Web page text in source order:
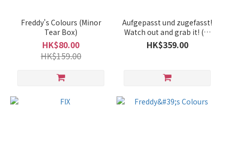
Freddy's Colours (Minor
Tear Box)
HK$80.00
HK$159.00
Aufgepasst und zugefasst!
Watch out and grab it! (德
文版；附英文翻譯規則書)
HK$359.00